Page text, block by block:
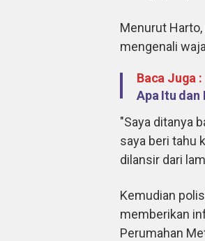
Menurut
mengenali
Baca Juga :
Apa Itu dan
"Saya ditanya
saya beri tahu
dilansir dari
Kemudian
memberikan
Perumahan